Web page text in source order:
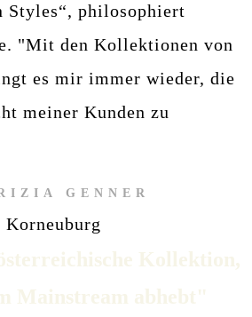
Styles“, philosophiert
"Mit den Kollektionen von
es mir immer wieder, die
meiner Kunden zu
GENNER
Korneuburg
Kollektion,
Mainstream abhebt"